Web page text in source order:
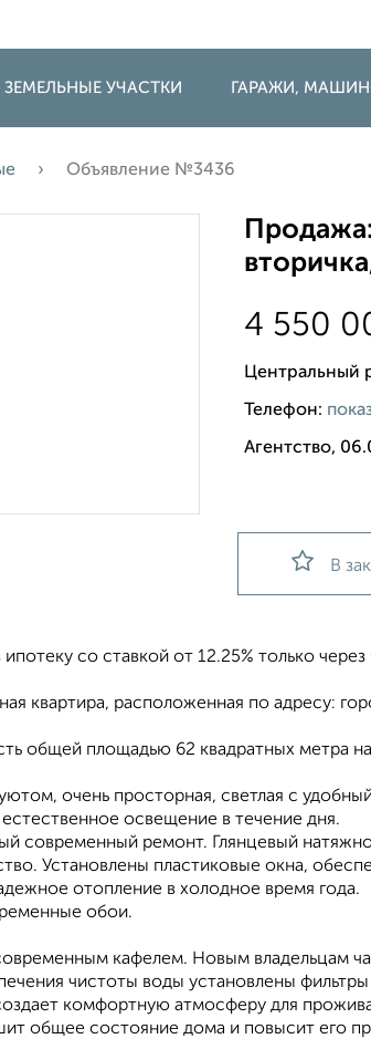
ЗЕМЕЛЬНЫЕ УЧАСТКИ ГАРАЖИ,
Объявление №3436
Продажа:
4 550
Центральный
Телефон:
Агентство,
В
со ставкой от 12.25% только
квартира, расположенная по адресу:
общей площадью 62 квадратных метра
очень прocтopнaя, светлая с
освещение в течение дня.
современный ремонт. Глянцевый
Установлены пластиковые окна,
отопление в холодное время года.
обои.
кафелем. Новым владельцам
чистоты воды установлены
комфортную атмосферу для
общее состояние дома и повысит его